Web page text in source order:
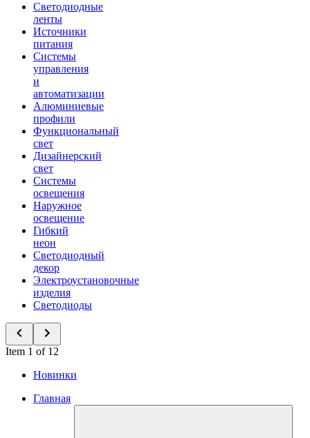
Светодиодные
ленты
Источники
питания
Системы
управления
и
автоматизации
Алюминиевые
профили
Функциональный
свет
Дизайнерский
свет
Системы
освещения
Наружное
освещение
Гибкий
неон
Светодиодный
декор
Электроустановочные
изделия
Светодиоды
Item 1 of 12
Новинки
Главная